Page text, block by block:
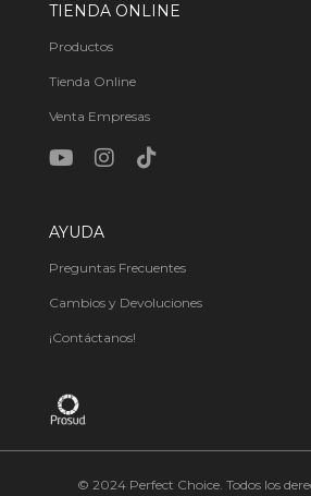
TIENDA ONLINE
Productos
Tienda Online
Venta Empresas
AYUDA
Preguntas Frecuentes
Cambios y Devoluciones
¡Contáctanos!
© 2024 Perfect Choice. Todos los